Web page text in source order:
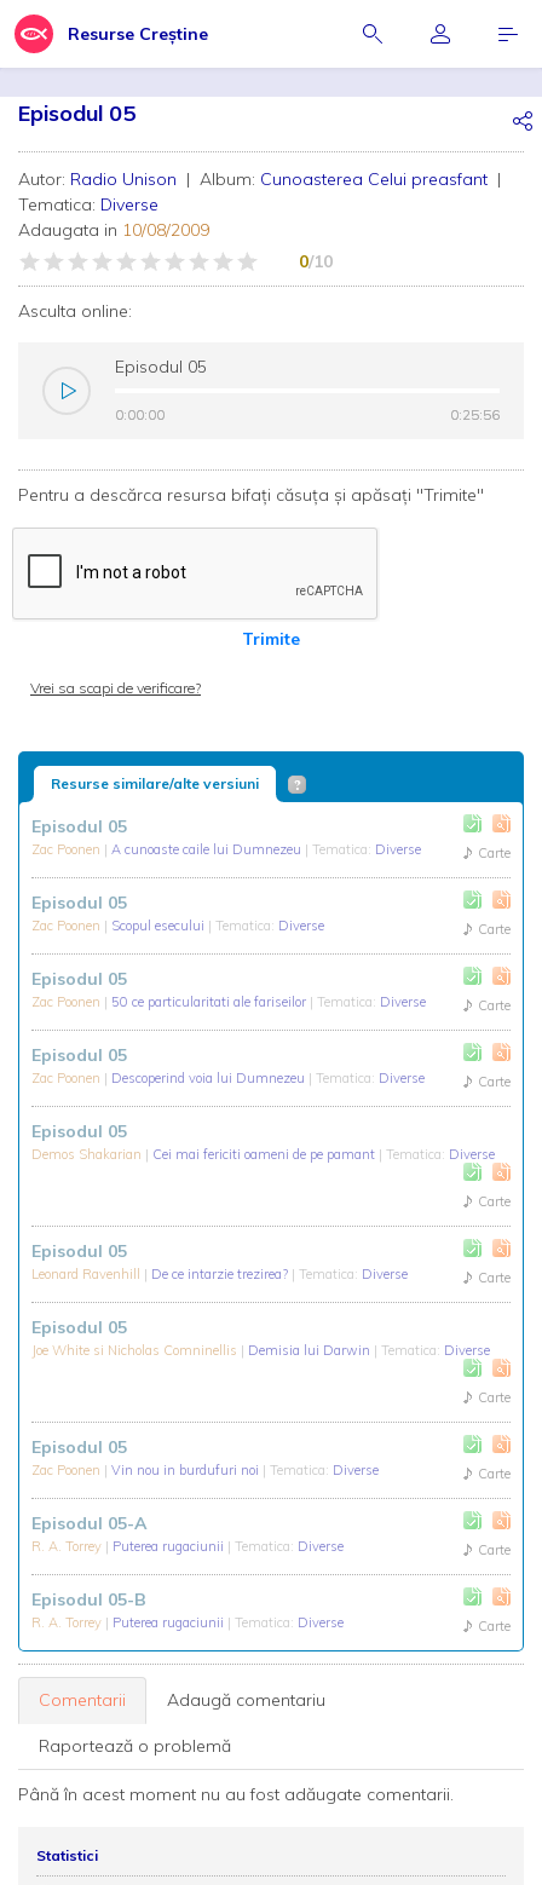
Resurse Creștine
Episodul 05
Autor: Radio Unison | Album: Cunoasterea Celui preasfant |
Tematica: Diverse
Adaugata in 10/08/2009
0/10
Asculta online:
Episodul 05
0:00:00 0:25:56
0:00:00 0:25:56
Pentru a descărca resursa bifați căsuța și apăsați "Trimite"
Trimite
Vrei sa scapi de verificare?
Resurse similare/alte versiuni
Episodul 05
Zac Poonen | A cunoaste caile lui Dumnezeu | Tematica: Diverse Carte
Episodul 05
Zac Poonen | Scopul esecului | Tematica: Diverse Carte
Episodul 05
Zac Poonen | 50 ce particularitati ale fariseilor | Tematica: Diverse Carte
Episodul 05
Zac Poonen | Descoperind voia lui Dumnezeu | Tematica: Diverse Carte
Episodul 05
Demos Shakarian | Cei mai fericiti oameni de pe pamant | Tematica: Diverse
Carte
Episodul 05
Leonard Ravenhill | De ce intarzie trezirea? | Tematica: Diverse Carte
Episodul 05
Joe White si Nicholas Comninellis | Demisia lui Darwin | Tematica: Diverse
Carte
Episodul 05
Zac Poonen | Vin nou in burdufuri noi | Tematica: Diverse Carte
Episodul 05-A
R. A. Torrey | Puterea rugaciunii | Tematica: Diverse Carte
Episodul 05-B
R. A. Torrey | Puterea rugaciunii | Tematica: Diverse Carte
Comentarii Adaugă comentariu
Raportează o problemă
Până în acest moment nu au fost adăugate comentarii.
Statistici